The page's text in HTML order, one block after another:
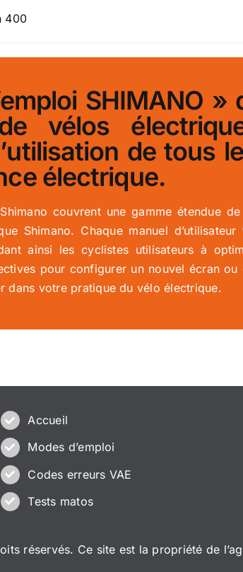
400
SHIMANO
vélos
de tous
électrique.
couvrent une gamme étendue
Shimano. Chaque manuel
ainsi les cyclistes utilisateurs à
pour configurer un nouvel écran
dans votre pratique du vélo électrique.
Accueil
Modes d’emploi
Codes erreurs VAE
Tests matos
réservés. Ce site est la propriété de l’